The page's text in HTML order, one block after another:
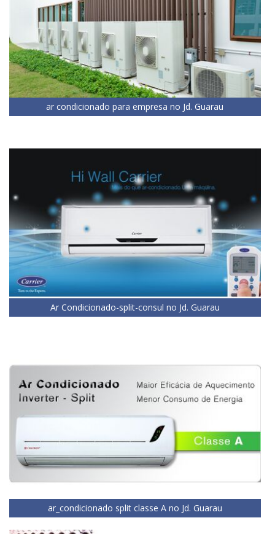
ar condicionado para empresa no Jd. Guarau
Ar Condicionado-split-consul no Jd. Guarau
ar_condicionado split classe A no Jd. Guarau